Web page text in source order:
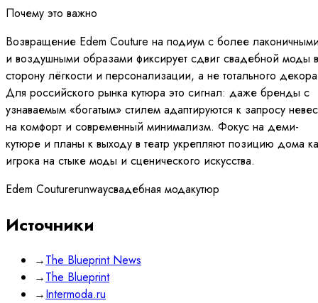
Почему это важно
Возвращение Edem Couture на подиум с более
и воздушными образами фиксирует сдвиг свадебной моды в
сторону лёгкости и персонализации, а не тотального
Для российского рынка кутюра это сигнал: даже бренды с
узнаваемым «богатым» стилем адаптируются к запросу
на комфорт и современный минимализм. Фокус на деми-
кутюре и планы к выходу в театр укрепляют позицию дома
игрока на стыке моды и сценического искусства.
Edem Couturerunwayсвадебная модакутюр
Источники
→The Blueprint News
→The Blueprint
→Intermoda.ru